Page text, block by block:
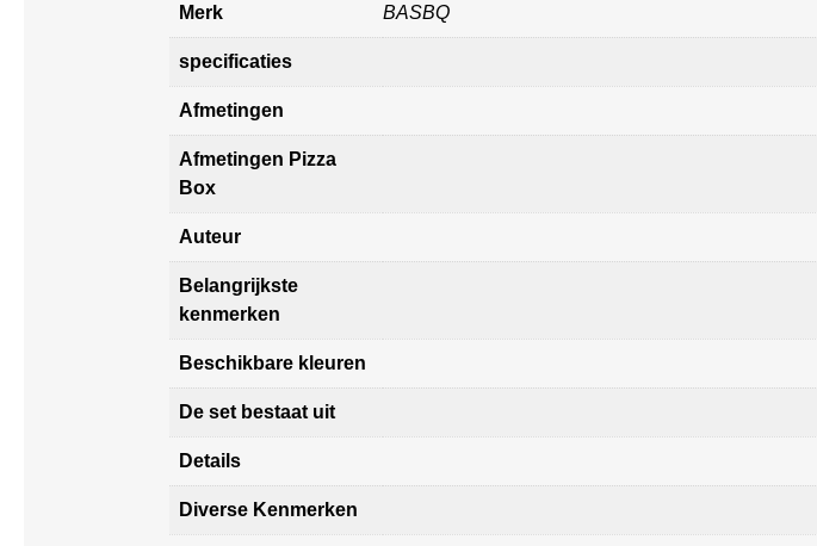
Merk BASBQ
specificaties
Afmetingen
Afmetingen Pizza
Box
Auteur
Belangrijkste
kenmerken
Beschikbare kleuren
De set bestaat uit
Details
Diverse Kenmerken